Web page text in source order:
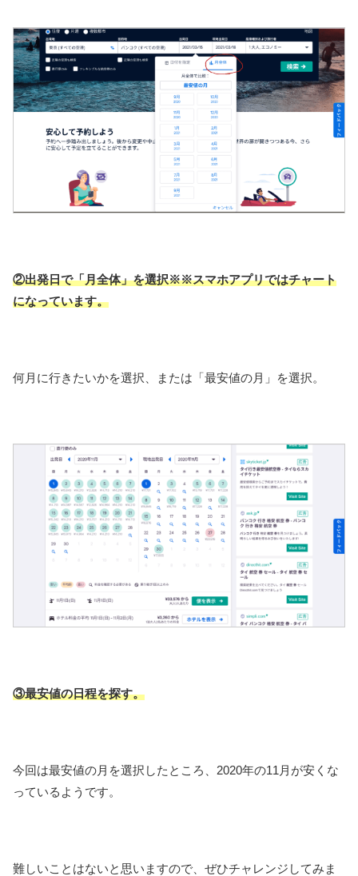
②出発日で「月全体」を選択※※スマホアプリではチャート
になっています。
何月に行きたいかを選択、または「最安値の月」を選択。
③最安値の日程を探す。
今回は最安値の月を選択したところ、2020年の11月が安くな
っているようです。
難しいことはないと思いますので、ぜひチャレンジしてみま